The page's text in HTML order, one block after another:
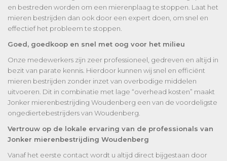
en bestreden worden om een mierenplaag te stoppen. Laat het
mieren bestrijden dan ook door een expert doen, om snel en
effectief het probleem te stoppen.
Goed, goedkoop en snel met oog voor het milieu
Onze medewerkers zijn zeer professioneel, gedreven en altijd in
bezit van parate kennis. Hierdoor kunnen wij snel en efficiënt
mieren bestrijden zonder inzet van overbodige middelen
uitvoeren. Dit in combinatie met lage “overhead kosten” maakt
Jonker mierenbestrijding Woudenberg een van de voordeligste
ongediertebestrijders van Woudenberg.
Vertrouw op de lokale ervaring van de professionals van
Jonker mierenbestrijding Woudenberg
Vanaf het eerste contact wordt u altijd direct bijgestaan door